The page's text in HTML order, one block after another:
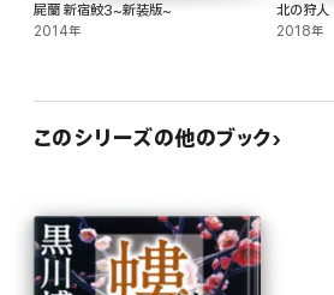
屍蘭 新宿鮫3~新装版~
2014年
北の狩人
2018年
このシリーズの他のブック